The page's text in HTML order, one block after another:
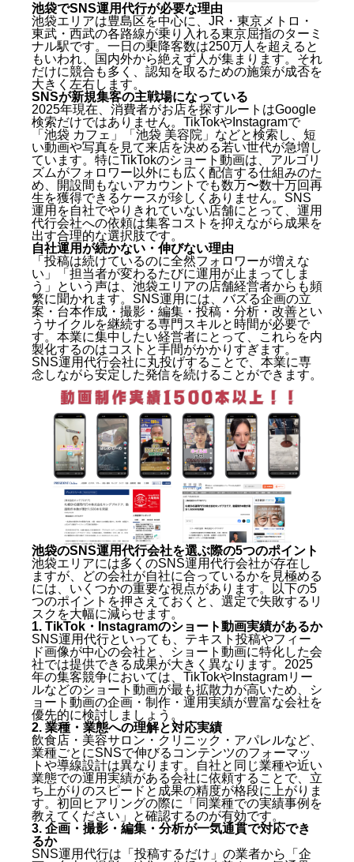
池袋でSNS運用代行が必要な理由
池袋エリアは豊島区を中心に、JR・東京メトロ・
東武・西武の各路線が乗り入れる東京屈指のターミ
ナル駅です。一日の乗降客数は250万人を超えると
もいわれ、国内外から絶えず人が集まります。それ
だけに競合も多く、認知を取るための施策が成否を
大きく左右します。
SNSが新規集客の主戦場になっている
2025年現在、消費者がお店を探すルートはGoogle
検索だけではありません。TikTokやInstagramで
「池袋 カフェ」「池袋 美容院」などと検索し、短
い動画や写真を見て来店を決める若い世代が急増し
ています。特にTikTokのショート動画は、アルゴリ
ズムがフォロワー以外にも広く配信する仕組みのた
め、開設間もないアカウントでも数万〜数十万回再
生を獲得できるケースが珍しくありません。SNS
運用を自社でやりきれていない店舗にとって、運用
代行会社への依頼は集客コストを抑えながら成果を
出す合理的な選択肢です。
自社運用が続かない・伸びない理由
「投稿は続けているのに全然フォロワーが増えな
い」「担当者が変わるたびに運用が止まってしま
う」という声は、池袋エリアの店舗経営者からも頻
繁に聞かれます。SNS運用には、バズる企画の立
案・台本作成・撮影・編集・投稿・分析・改善とい
うサイクルを継続する専門スキルと時間が必要で
す。本業に集中したい経営者にとって、これらを内
製化するのはコストと手間がかかりすぎます。
SNS運用代行会社に丸投げすることで、本業に専
念しながら安定した発信を続けることができます。
池袋のSNS運用代行会社を選ぶ際の5つのポイント
池袋エリアには多くのSNS運用代行会社が存在し
ますが、どの会社が自社に合っているかを見極める
には、いくつかの重要な視点があります。以下の5
つのポイントを押さえておくと、選定で失敗するリ
スクを大幅に減らせます。
1. TikTok・Instagramのショート動画実績があるか
SNS運用代行といっても、テキスト投稿やフィー
ド画像が中心の会社と、ショート動画に特化した会
社では提供できる成果が大きく異なります。2025
年の集客競争においては、TikTokやInstagramリー
ルなどのショート動画が最も拡散力が高いため、シ
ョート動画の企画・制作・運用実績が豊富な会社を
優先的に検討しましょう。
2. 業種・業態への理解と対応実績
飲食店・美容サロン・クリニック・アパレルなど、
業種ごとにSNSで伸びるコンテンツのフォーマッ
トや導線設計は異なります。自社と同じ業種や近い
業態での運用実績がある会社に依頼することで、立
ち上がりのスピードと成果の精度が格段に上がりま
す。初回ヒアリングの際に「同業種での実績事例を
教えてください」と確認するのが有効です。
3. 企画・撮影・編集・分析が一気通貫で対応でき
るか
SNS運用代行は「投稿するだけ」の業者から「企